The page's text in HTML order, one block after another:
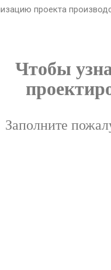
проекта
Чтобы
Заполните